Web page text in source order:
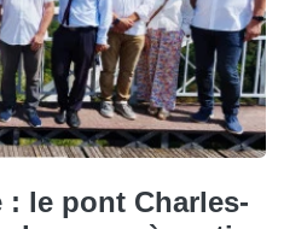
: le pont Charles-